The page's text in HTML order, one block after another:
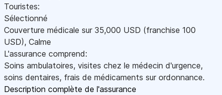
Touristes:
Sélectionné
Couverture médicale sur 35,000 USD (franchise 100
USD), Calme
L'assurance comprend:
Soins ambulatoires, visites chez le médecin d'urgence,
soins dentaires, frais de médicaments sur ordonnance.
Description complète de l'assurance